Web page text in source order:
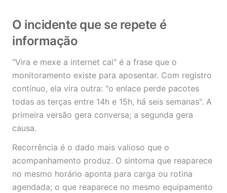
O incidente que se repete é
informação
"Vira e mexe a internet cai" é a frase que o
monitoramento existe para aposentar. Com registro
contínuo, ela vira outra: "o enlace perde pacotes
todas as terças entre 14h e 15h, há seis semanas". A
primeira versão gera conversa; a segunda gera
causa.
Recorrência é o dado mais valioso que o
acompanhamento produz. O sintoma que reaparece
no mesmo horário aponta para carga ou rotina
agendada; o que reaparece no mesmo equipamento